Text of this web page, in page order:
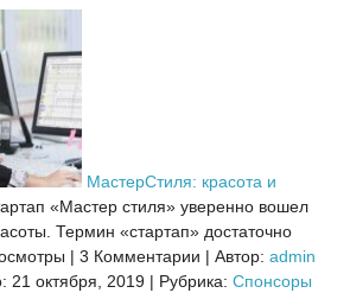
МастерСтиля: красота и
«Мастер стиля» уверенно вошел
Термин «стартап» достаточно
| 3 Комментарии | Автор: admin
21 октября, 2019 | Рубрика: Спонсоры